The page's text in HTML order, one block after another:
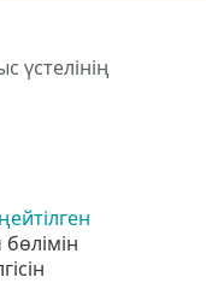
үстелінің
бөлімін